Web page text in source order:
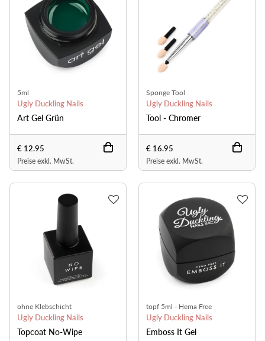
5ml
Ugly Duckling Nails
Art Gel Grün
€ 12.95
Preise exkl. MwSt.
Sponge Tool
Ugly Duckling Nails
Tool - Chromer
€ 16.95
Preise exkl. MwSt.
ohne Klebschicht
Ugly Duckling Nails
Topcoat No-Wipe
topf 5ml - Hema Free
Ugly Duckling Nails
Emboss It Gel